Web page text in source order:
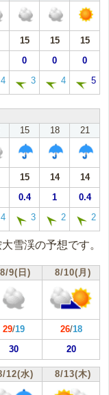
15 15
15
0 0 0
4 3 4 5
15 18 21
15 14
14
0.4 1 0.4
4 3 2 2
雪渓の予想です。
8/9(日) 8/10(月)
29/19 26/18
30 20
12(水) 8/13(木)